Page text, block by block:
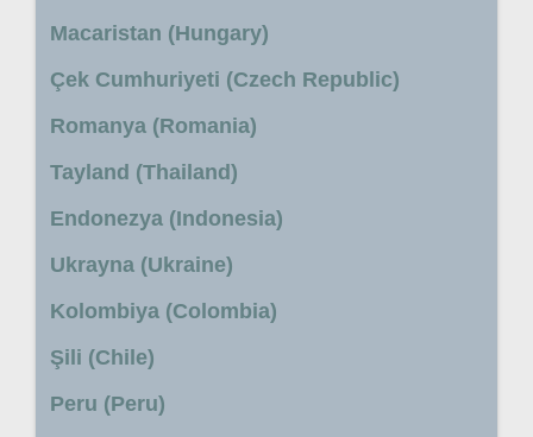
Macaristan (Hungary)
Çek Cumhuriyeti (Czech Republic)
Romanya (Romania)
Tayland (Thailand)
Endonezya (Indonesia)
Ukrayna (Ukraine)
Kolombiya (Colombia)
Şili (Chile)
Peru (Peru)